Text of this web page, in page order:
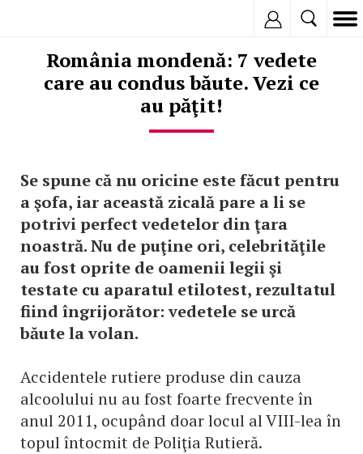
România mondenă: 7 vedete
care au condus băute. Vezi ce
au păţit!
Se spune că nu oricine este făcut pentru
a şofa, iar această zicală pare a li se
potrivi perfect vedetelor din ţara
noastră. Nu de puţine ori, celebrităţile
au fost oprite de oamenii legii şi
testate cu aparatul etilotest, rezultatul
fiind îngrijorător: vedetele se urcă
băute la volan.
Accidentele rutiere produse din cauza
alcoolului nu au fost foarte frecvente în
anul 2011, ocupând doar locul al VIII-lea în
topul întocmit de Poliţia Rutieră.